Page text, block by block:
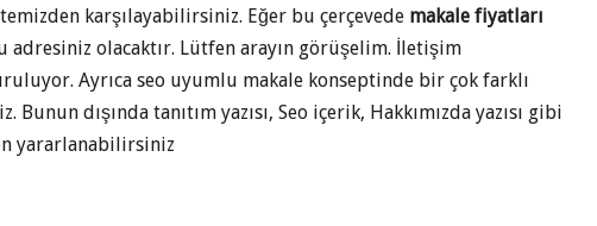
karşılayabilirsiniz. Eğer bu çerçevede makale fiyatları
adresiniz olacaktır. Lütfen arayın görüşelim. İletişim
Ayrıca seo uyumlu makale konseptinde bir çok farklı
dışında tanıtım yazısı, Seo içerik, Hakkımızda yazısı gibi
yararlanabilirsiniz